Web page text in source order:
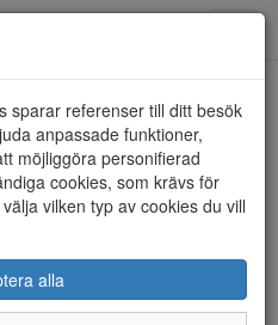
sparar referenser till ditt besök
anpassade funktioner,
möjliggöra personifierad
cookies, som krävs för
vilken typ av cookies du vill
alla